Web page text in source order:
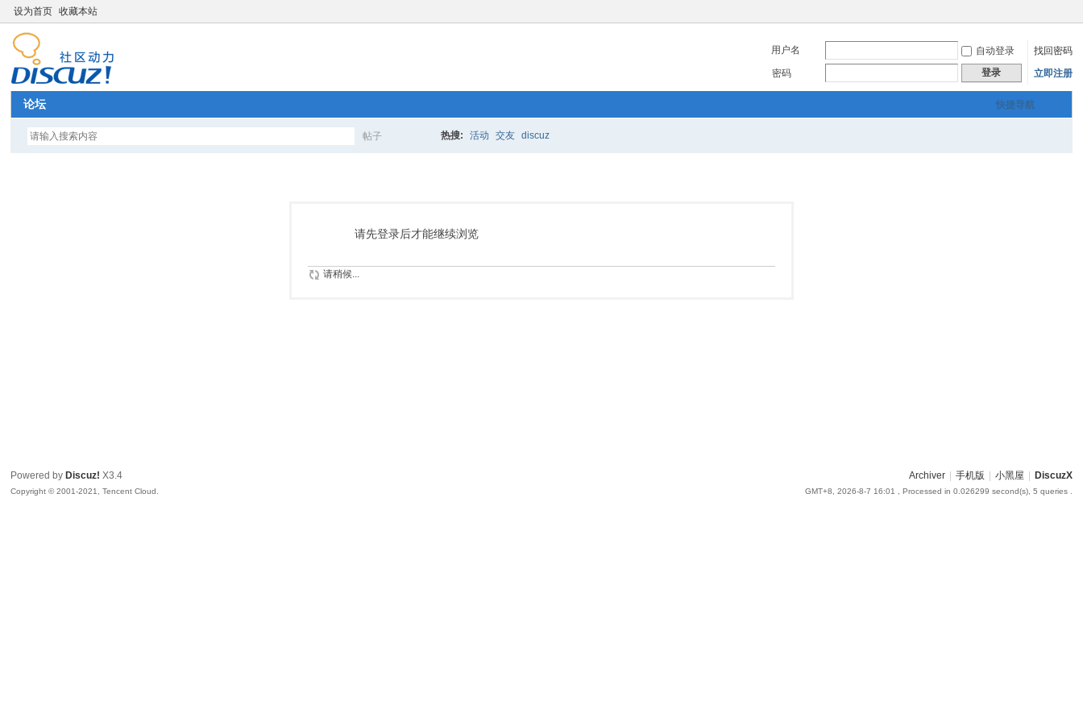
设为首页 收藏本站
用户名 自动登录
找回密码
密码
登录 立即注册
快捷导航
论坛
帖子
索
热搜: 活动 交友 discuz
请先登录后才能继续浏览
请稍候...
Archiver 手机版 小黑屋 DiscuzX
GMT+8, 2026-8-7 16:01 , Processed in 0.026299 second(s), 5 queries .
Powered by Discuz! X3.4
Copyright © 2001-2021, Tencent Cloud.